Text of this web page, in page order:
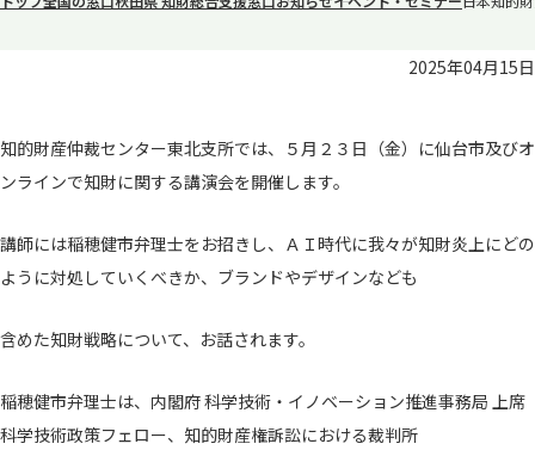
2025年04月15日
知的財産仲裁センター東北支所では、５月２３日（金）に仙台市及びオ
ンラインで知財に関する講演会を開催します。
講師には稲穂健市弁理士をお招きし、ＡＩ時代に我々が知財炎上にどの
ように対処していくべきか、ブランドやデザインなども
含めた知財戦略について、お話されます。
稲穂健市弁理士は、内閣府 科学技術・イノベーション推進事務局 上席
科学技術政策フェロー、知的財産権訴訟における裁判所